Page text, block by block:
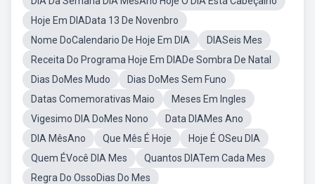
Hoje Em DIAData 13 De Novenbro
Nome DoCalendario De Hoje Em DIA
DIASeis Mes
Receita Do Programa Hoje Em DIADe Sombra De Natal
Dias DoMes Mudo
Dias DoMes Sem Funo
Datas Comemorativas Maio
Meses Em Ingles
Vigesimo DIA DoMes Nono
Data DIAMes Ano
DIA MêsAno
Que Mês É Hoje
Hoje É OSeu DIA
Quem ÉVocê DIA Mes
Quantos DIATem Cada Mes
Regra Do OssoDias Do Mes